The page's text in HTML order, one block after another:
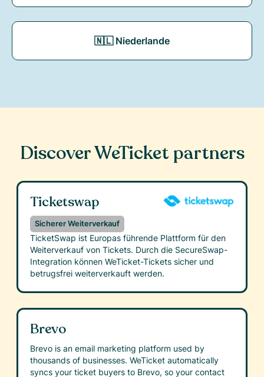
🇳🇱 Niederlande
Discover WeTicket partners
Ticketswap
Sicherer Weiterverkauf
TicketSwap ist Europas führende Plattform für den
Weiterverkauf von Tickets. Durch die SecureSwap-
Integration können WeTicket-Tickets sicher und
betrugsfrei weiterverkauft werden.
Brevo
Brevo is an email marketing platform used by
thousands of businesses. WeTicket automatically
syncs your ticket buyers to Brevo, so your contact